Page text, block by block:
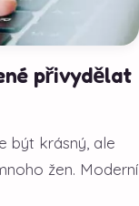
přivydělat
být krásný, ale
žen. Moderní